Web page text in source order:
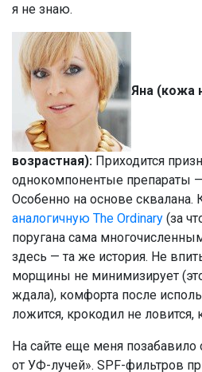
я не знаю.
Яна (кожа
возрастная): Приходится
однокомпонентые препараты
Особенно на основе сквалана.
аналогичную The Ordinary (за
поругана сама
здесь — та же история. Не
морщины не минимизирует
ждала), комфорта после
ложится, крокодил не ловится,
На сайте еще меня
от УФ-лучей». SPF-фильтров